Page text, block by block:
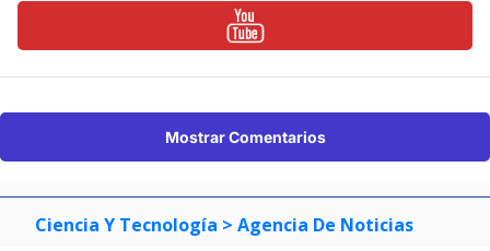
Mostrar Comentarios
Ciencia Y Tecnología > Agencia De Noticias